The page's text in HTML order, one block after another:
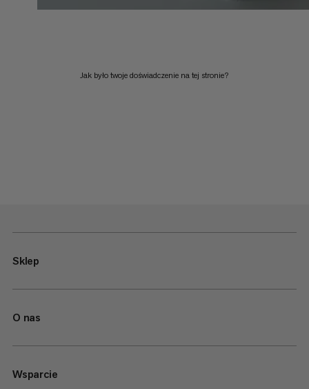
Jak było twoje doświadczenie na tej stronie?
Sklep
O nas
Wsparcie